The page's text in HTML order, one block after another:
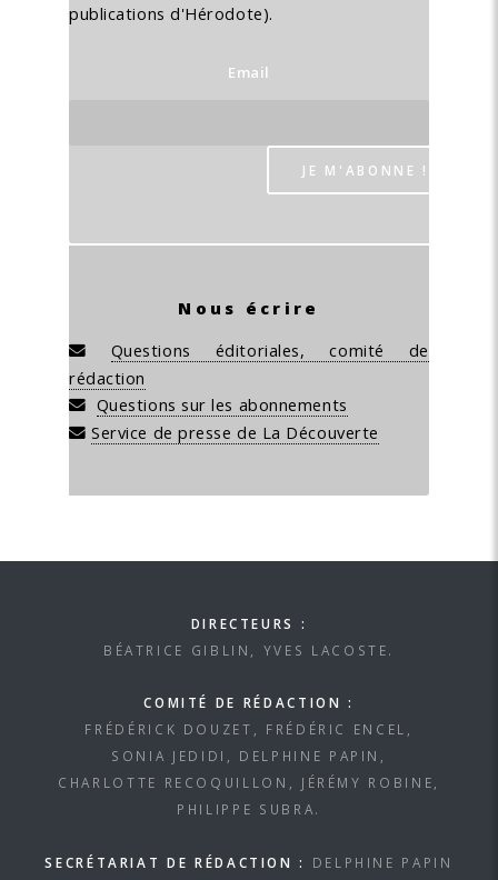
publications d'Hérodote).
Email
Nous écrire
Questions éditoriales, comité de
rédaction
Questions sur les abonnements
Service de presse de La Découverte
DIRECTEURS :
BÉATRICE GIBLIN, YVES LACOSTE.
COMITÉ DE RÉDACTION :
FRÉDÉRICK DOUZET, FRÉDÉRIC ENCEL,
SONIA JEDIDI, DELPHINE PAPIN,
CHARLOTTE RECOQUILLON, JÉRÉMY ROBINE,
PHILIPPE SUBRA.
SECRÉTARIAT DE RÉDACTION : DELPHINE PAPIN